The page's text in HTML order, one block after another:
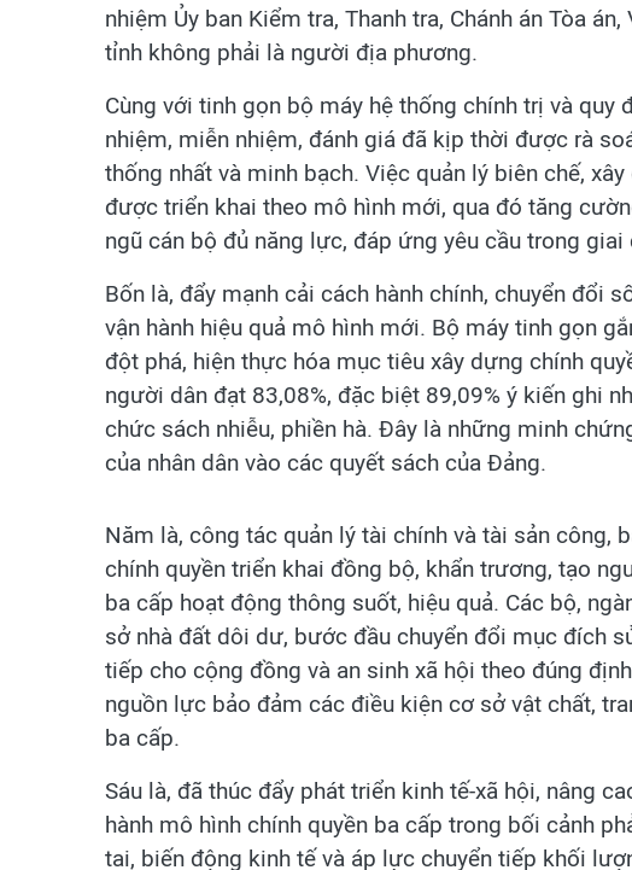
nhiệm Ủy ban Kiểm tra, Thanh tra, Chánh án Tòa
tỉnh không phải là người địa phương.
Cùng với tinh gọn bộ máy hệ thống chính trị và quy
nhiệm, miễn nhiệm, đánh giá đã kịp thời được rà
thống nhất và minh bạch. Việc quản lý biên chế,
được triển khai theo mô hình mới, qua đó tăng
ngũ cán bộ đủ năng lực, đáp ứng yêu cầu trong
Bốn là, đẩy mạnh cải cách hành chính, chuyển đổi
vận hành hiệu quả mô hình mới. Bộ máy tinh gọn
đột phá, hiện thực hóa mục tiêu xây dựng chính
người dân đạt 83,08%, đặc biệt 89,09% ý kiến ghi
chức sách nhiễu, phiền hà. Đây là những minh
của nhân dân vào các quyết sách của Đảng.
Năm là, công tác quản lý tài chính và tài sản công,
chính quyền triển khai đồng bộ, khẩn trương, tạo
ba cấp hoạt động thông suốt, hiệu quả. Các bộ,
sở nhà đất dôi dư, bước đầu chuyển đổi mục đích
tiếp cho cộng đồng và an sinh xã hội theo đúng
nguồn lực bảo đảm các điều kiện cơ sở vật chất,
ba cấp.
Sáu là, đã thúc đẩy phát triển kinh tế-xã hội, nâng
hành mô hình chính quyền ba cấp trong bối cảnh
tai, biến động kinh tế và áp lực chuyển tiếp khối